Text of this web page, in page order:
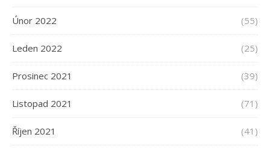
Únor 2022 (55)
Leden 2022 (25)
Prosinec 2021 (39)
Listopad 2021 (71)
Říjen 2021 (41)